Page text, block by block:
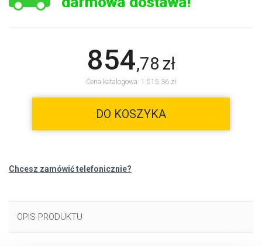
854,78 zł
Cena katalogowa: 1 515,36 zł
DO KOSZYKA
Chcesz zamówić telefonicznie?
OPIS PRODUKTU